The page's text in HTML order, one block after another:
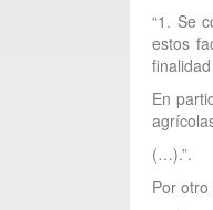
“1. Se
estos
En
(…).”.
Por